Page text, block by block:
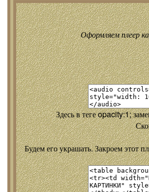
Оформляем плеер
Здесь в теге opacity:1;
Будем его украшать. Закроем этот